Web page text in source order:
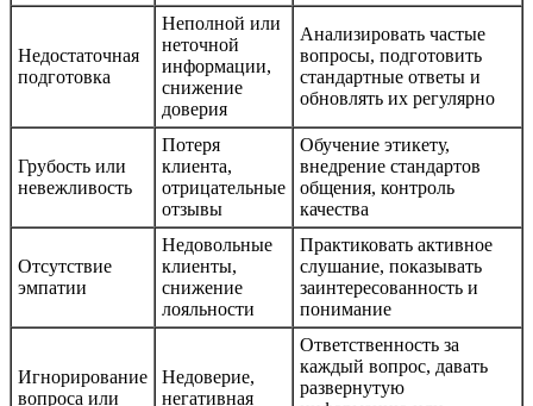
Недостаточная
подготовка
Неполной или
неточной
информации,
снижение
доверия
Анализировать частые
вопросы, подготовить
стандартные ответы и
обновлять их регулярно
Грубость или
невежливость
Потеря
клиента,
отрицательные
отзывы
Обучение этикету,
внедрение стандартов
общения, контроль
качества
Отсутствие
эмпатии
Недовольные
клиенты,
снижение
лояльности
Практиковать активное
слушание, показывать
заинтересованность и
понимание
Игнорирование
вопроса или
Недоверие,
негативная
Ответственность за
каждый вопрос, давать
развернутую